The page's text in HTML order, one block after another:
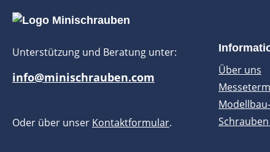
Unterstützung und Beratung unter:
info@minischrauben.com
Oder über unser Kontaktformular.
Über uns